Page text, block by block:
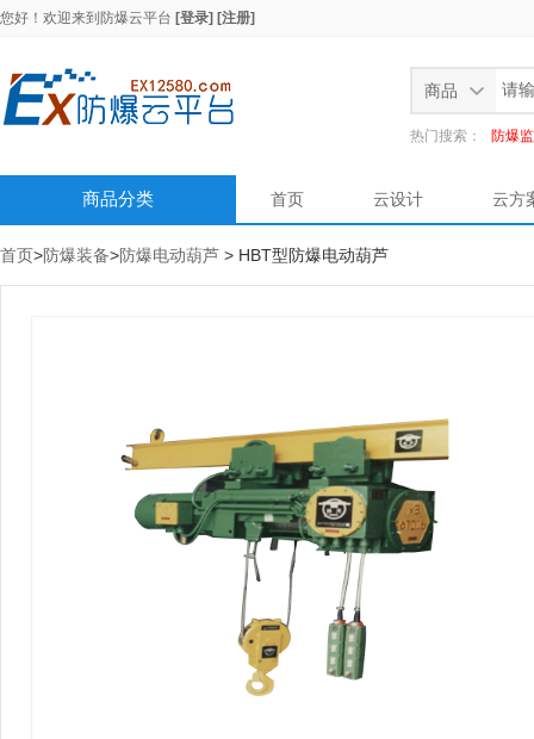
您好！欢迎来到 防爆云平台 [登录] [注册]
商品
热门搜索： 防爆
商品分类 首页 云设计 云方
首页>防爆装备>防爆电动葫芦 > HBT型防爆电动葫芦